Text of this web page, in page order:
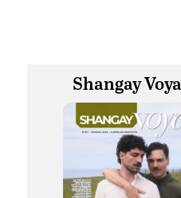
Shangay